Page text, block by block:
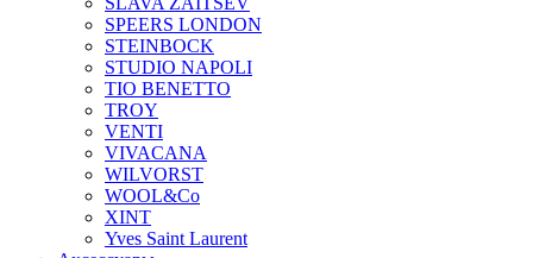
SPEERS LONDON
STEINBOCK
STUDIO NAPOLI
TIO BENETTO
TROY
VENTI
VIVACANA
WILVORST
WOOL&Co
XINT
Yves Saint Laurent